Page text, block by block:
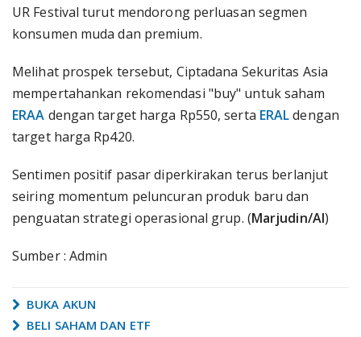
UR Festival turut mendorong perluasan segmen
konsumen muda dan premium.
Melihat prospek tersebut, Ciptadana Sekuritas Asia
mempertahankan rekomendasi "buy" untuk saham
ERAA dengan target harga Rp550, serta ERALdengan
target harga Rp420.
Sentimen positif pasar diperkirakan terus berlanjut
seiring momentum peluncuran produk baru dan
penguatan strategi operasional grup. (Marjudin/AI)
Sumber : Admin
BUKA AKUN
BELI SAHAM DAN ETF